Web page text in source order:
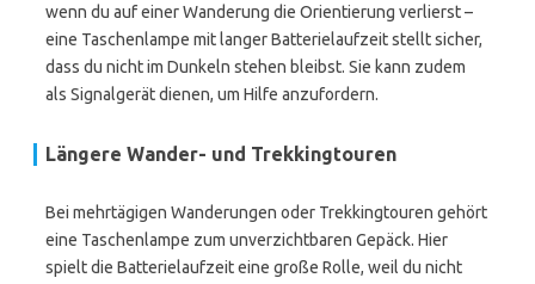
wenn du auf einer Wanderung die Orientierung verlierst –
eine Taschenlampe mit langer Batterielaufzeit stellt sicher,
dass du nicht im Dunkeln stehen bleibst. Sie kann zudem
als Signalgerät dienen, um Hilfe anzufordern.
Längere Wander- und Trekkingtouren
Bei mehrtägigen Wanderungen oder Trekkingtouren gehört
eine Taschenlampe zum unverzichtbaren Gepäck. Hier
spielt die Batterielaufzeit eine große Rolle, weil du nicht